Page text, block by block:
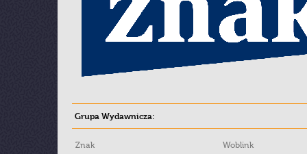
Grupa Wydawnicza:
Znak
Woblink